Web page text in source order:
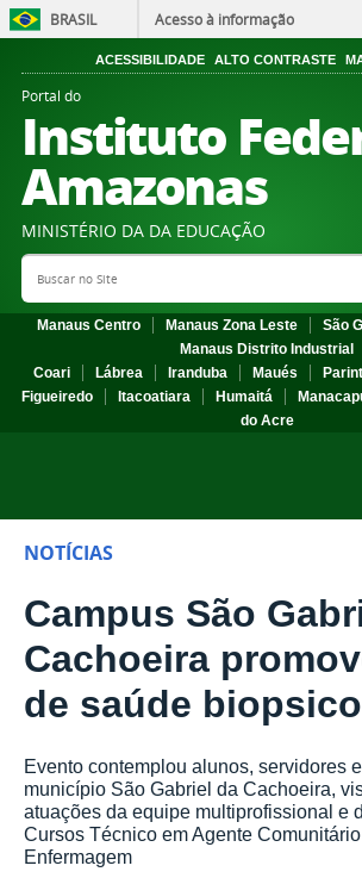
BRASIL Acesso à informação
ACESSIBILIDADE ALTO CONTRASTE
Portal do
Instituto
Amazonas
MINISTÉRIO DA DA EDUCAÇÃO
Search Site
Manaus Centro Manaus Zona Leste
São
Manaus Distrito Industrial
Coari
Lábrea Iranduba Maués
Figueiredo
Itacoatiara Humaitá
do Acre
NOTÍCIAS
Campus São
Cachoeira
de saúde
Evento contemplou alunos, servidores
município São Gabriel da Cachoeira,
atuações da equipe multiprofissional e
Cursos Técnico em Agente
Enfermagem